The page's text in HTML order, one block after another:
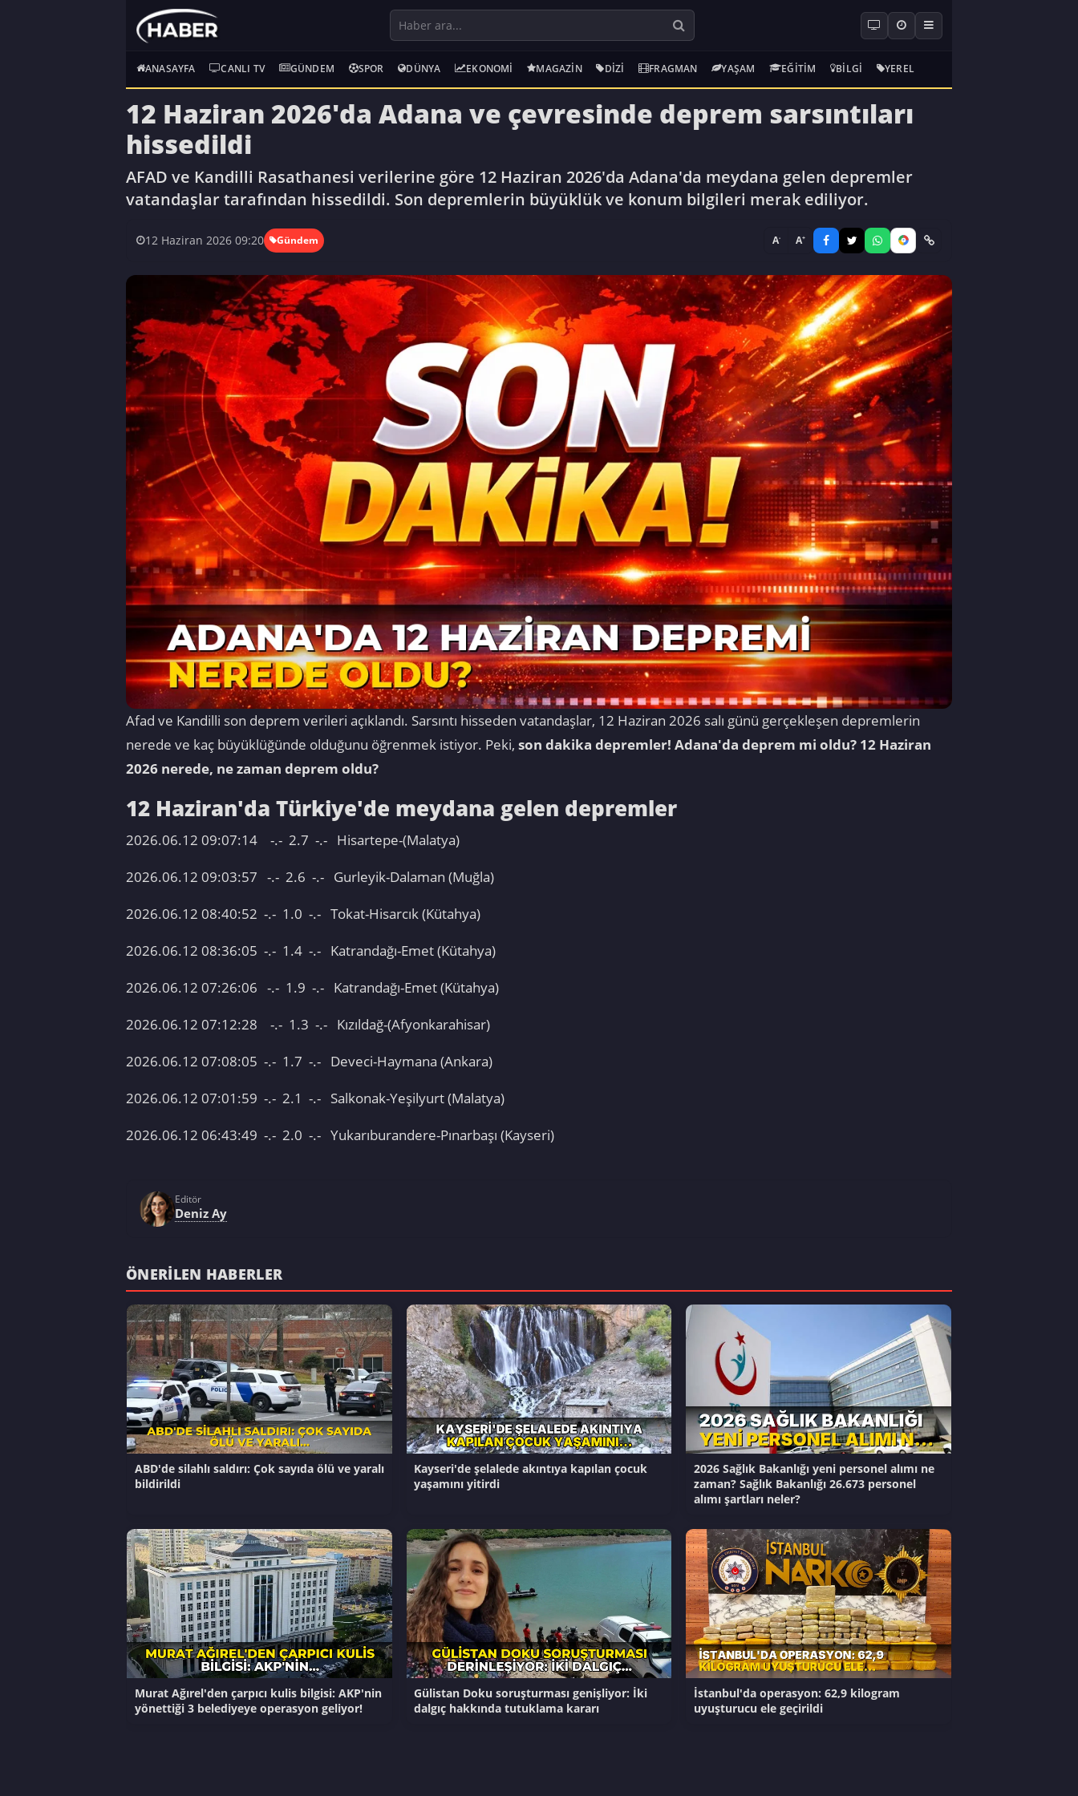
ANASAYFA CANLI TV GÜNDEM SPOR DÜNYA EKONOMI MAGAZIN DIZI FRAGMAN YAŞAM EĞITIM BILGI YEREL
12 Haziran 2026'da Adana ve çevresinde deprem sarsıntıları
hissedildi
AFAD ve Kandilli Rasathanesi verilerine göre 12 Haziran 2026'da Adana'da meydana gelen depremler
vatandaşlar tarafından hissedildi. Son depremlerin büyüklük ve konum bilgileri merak ediliyor.
12 Haziran 2026 09:20 Gündem A- A+
Afad ve Kandilli son deprem verileri açıklandı. Sarsıntı hisseden vatandaşlar, 12 Haziran 2026 salı günü gerçekleşen depremlerin
nerede ve kaç büyüklüğünde olduğunu öğrenmek istiyor. Peki, son dakika depremler! Adana'da deprem mi oldu? 12 Haziran
2026 nerede, ne zaman deprem oldu?
12 Haziran'da Türkiye'de meydana gelen depremler
2026.06.12 09:07:14 -.- 2.7 -.- Hisartepe-(Malatya)
2026.06.12 09:03:57 -.- 2.6 -.- Gurleyik-Dalaman (Muğla)
2026.06.12 08:40:52 -.- 1.0 -.- Tokat-Hisarcık (Kütahya)
2026.06.12 08:36:05 -.- 1.4 -.- Katrandağı-Emet (Kütahya)
2026.06.12 07:26:06 -.- 1.9 -.- Katrandağı-Emet (Kütahya)
2026.06.12 07:12:28 -.- 1.3 -.- Kızıldağ-(Afyonkarahisar)
2026.06.12 07:08:05 -.- 1.7 -.- Deveci-Haymana (Ankara)
2026.06.12 07:01:59 -.- 2.1 -.- Salkonak-Yeşilyurt (Malatya)
2026.06.12 06:43:49 -.- 2.0 -.- Yukarıburandere-Pınarbaşı (Kayseri)
Editör
Deniz Ay
ÖNERILEN HABERLER
ABD'de silahlı saldırı: Çok sayıda ölü ve yaralı
bildirildi
Kayseri'de şelalede akıntıya kapılan çocuk
yaşamını yitirdi
2026 Sağlık Bakanlığı yeni personel alımı ne
zaman? Sağlık Bakanlığı 26.673 personel
alımı şartları neler?
Murat Ağırel'den çarpıcı kulis bilgisi: AKP'nin
yönettiği 3 belediyeye operasyon geliyor!
Gülistan Doku soruşturması genişliyor: İki
dalgıç hakkında tutuklama kararı
İstanbul'da operasyon: 62,9 kilogram
uyuşturucu ele geçirildi